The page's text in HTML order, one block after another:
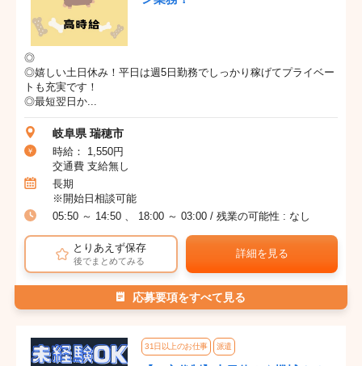
◎
◎嬉しい土日休み！平日は週5日勤務でしっかり稼げてプライベー
トも充実です！
◎最短翌日か...
岐阜県 瑞穂市
時給： 1,550円
交通費 支給無し
長期
※開始日相談可能
05:50 ～ 14:50 、 18:00 ～ 03:00 / 残業の可能性 : なし
とりあえず保存
後でまとめてみる
詳細を見る
応募要項をすべて見る
31日以上のお仕事 派遣